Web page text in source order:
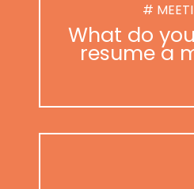
#
What do
resume a